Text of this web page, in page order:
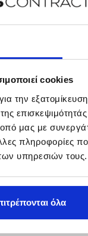
cookies
την
μας με
πληροφορίες
υπηρεσιών τους.
όλα